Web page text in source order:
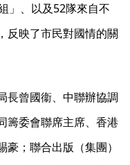
」、以及52隊來自不
反映了市民對國情的關
長曾國衞、中聯辦協調
籌委會聯席主席、香港
；聯合出版（集團）